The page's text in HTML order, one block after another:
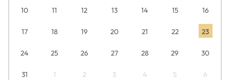
10 11 12 13 14 15 16
17 18 19 20 21 22 23
24 25 26 27 28 29 30
31 1 2 3 4 5 6